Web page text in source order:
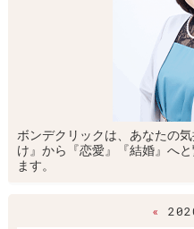
ボンデクリックは、あなたの
け』から『恋愛』『結婚』へ
ます。
«